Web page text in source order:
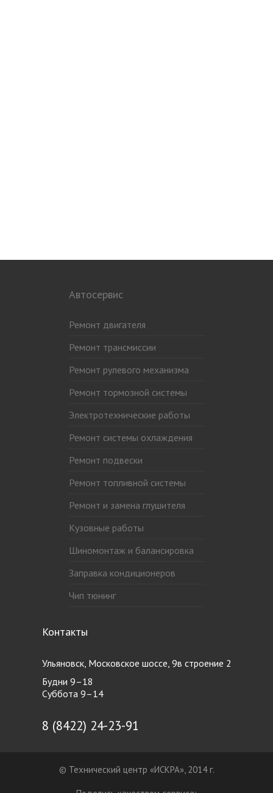
Автосервис
Ремонт двигателя
Ремонт трансмиссии
Ремонт рулевого механизма
Ремонт тормозной системы
Электротехнические работы
Ремонт системы охлаждения
Ремонт подвески
Ремонт топливной системы
Ремонт и замена глушителя
Кузовные работы
Шиномонтаж и балансировка
Заправка кондиционеров
Чип тюнинг
Контакты
Ульяновск, Московское шоссе, 9в строение 2
Будни 9–18
Суббота 9–14
8 (8422) 24-23-91
© Технический центр «ИСКРА», 2014 г.